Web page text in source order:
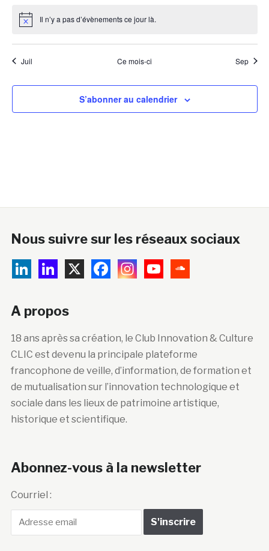
Notice Il n’y a pas d’évènements ce jour là.
Juil Ce mois-ci Sep
S’abonner au calendrier
Nous suivre sur les réseaux sociaux
A propos
18 ans après sa création, le Club Innovation & Culture
CLIC est devenu la principale plateforme
francophone de veille, d’information, de formation et
de mutualisation sur l’innovation technologique et
sociale dans les lieux de patrimoine artistique,
historique et scientifique.
Abonnez-vous à la newsletter
Courriel :